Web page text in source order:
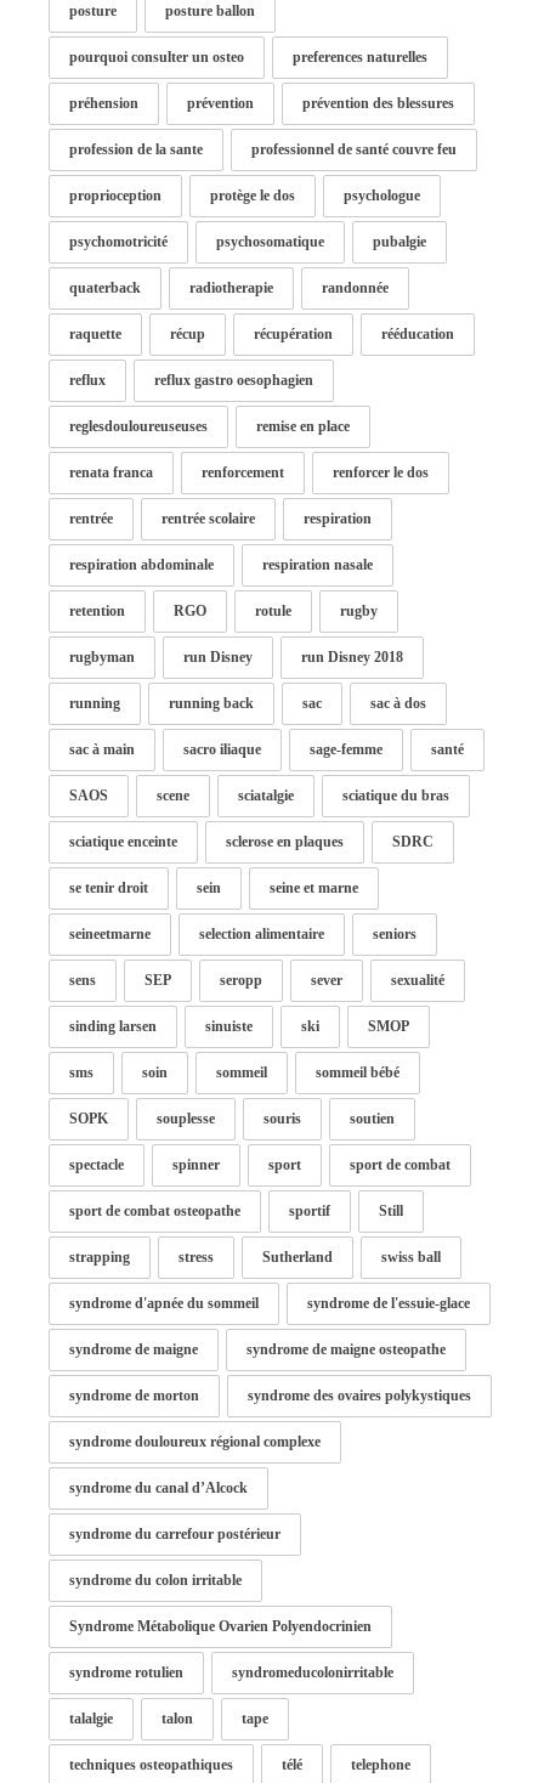
posture posture ballon
pourquoi consulter un osteo preferences naturelles
préhension prévention prévention des blessures
profession de la sante professionnel de santé couvre feu
proprioception protège le dos psychologue
psychomotricité psychosomatique pubalgie
quaterback radiotherapie randonnée
raquette récup récupération rééducation
reflux reflux gastro oesophagien
reglesdouloureuseuses remise en place
renata franca renforcement renforcer le dos
rentrée rentrée scolaire respiration
respiration abdominale respiration nasale
retention RGO rotule rugby
rugbyman run Disney run Disney 2018
running running back sac sac à dos
sac à main sacro iliaque sage-femme santé
SAOS scene sciatalgie sciatique du bras
sciatique enceinte sclerose en plaques SDRC
se tenir droit sein seine et marne
seineetmarne selection alimentaire seniors
sens SEP seropp sever sexualité
sinding larsen sinuiste ski SMOP
sms soin sommeil sommeil bébé
SOPK souplesse souris soutien
spectacle spinner sport sport de combat
sport de combat osteopathe sportif Still
strapping stress Sutherland swiss ball
syndrome d'apnée du sommeil syndrome de l'essuie-glace
syndrome de maigne syndrome de maigne osteopathe
syndrome de morton syndrome des ovaires polykystiques
syndrome douloureux régional complexe
syndrome du canal d’Alcock
syndrome du carrefour postérieur
syndrome du colon irritable
Syndrome Métabolique Ovarien Polyendocrinien
syndrome rotulien syndromeducolonirritable
talalgie talon tape
techniques osteopathiques télé telephone